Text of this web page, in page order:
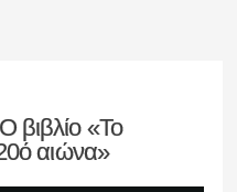
βιβλίο «Το
αιώνα»